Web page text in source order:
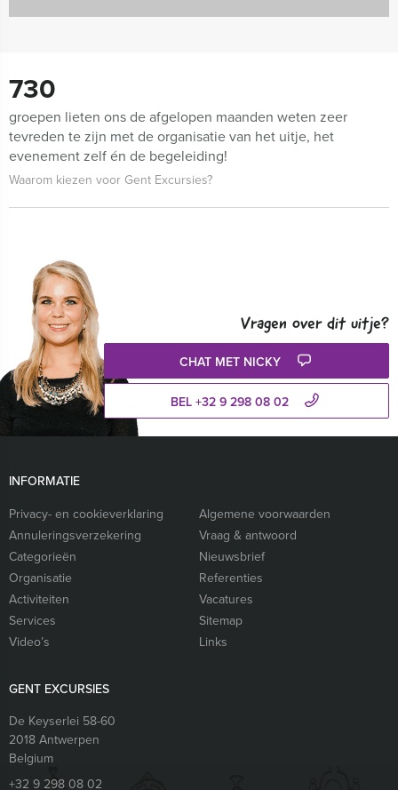
730
groepen lieten ons de afgelopen maanden weten zeer
tevreden te zijn met de organisatie van het uitje, het
evenement zelf én de begeleiding!
Waarom kiezen voor Gent Excursies?
Vragen over dit uitje?
CHAT MET NICKY
BEL +32 9 298 08 02
INFORMATIE
Privacy- en cookieverklaring
Algemene voorwaarden
Annuleringsverzekering
Vraag & antwoord
Categorieën
Nieuwsbrief
Organisatie
Referenties
Activiteiten
Vacatures
Services
Sitemap
Video’s
Links
GENT EXCURSIES
De Keyserlei 58-60
2018Antwerpen
Belgium
+32 9 298 08 02